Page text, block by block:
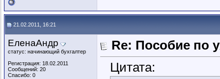
21.02.2011, 16:21
ЕленаАндр
статус: начинающий бухгалтер
Регистрация: 18.02.2011
Сообщений: 20
Спасибо: 0
Re: Пособие по
Цитата: